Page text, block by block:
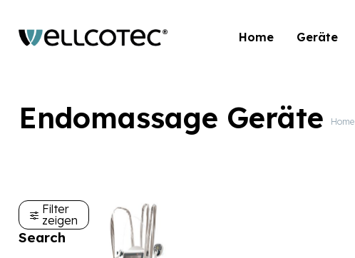
Home Geräte
Endomassage Geräte Home
Filter
zeigen
Search